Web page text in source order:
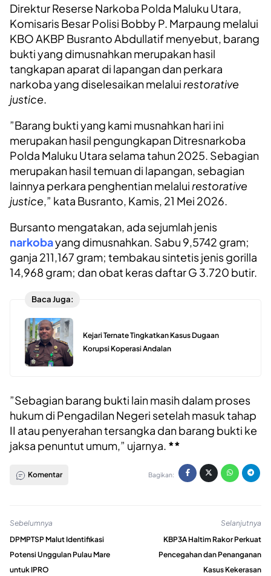
‎‎Direktur Reserse Narkoba Polda Maluku Utara,
Komisaris Besar Polisi Bobby P. Marpaung melalui
KBO AKBP Busranto Abdullatif menyebut, barang
bukti yang dimusnahkan merupakan hasil
tangkapan aparat di lapangan dan perkara
narkoba yang diselesaikan melalui restorative
justice.
‎‎”Barang bukti yang kami musnahkan hari ini
merupakan hasil pengungkapan Ditresnarkoba
Polda Maluku Utara selama tahun 2025. Sebagian
merupakan hasil temuan di lapangan, sebagian
lainnya perkara penghentian melalui restorative
justice,” kata Busranto, Kamis, 21 Mei 2026.
Bursanto mengatakan, ada sejumlah jenis
narkobayang dimusnahkan. Sabu 9,5742 gram;
ganja 211,167 gram; tembakau sintetis jenis gorilla
14,968 gram; dan obat keras daftar G 3.720 butir.
Baca Juga:
Kejari Ternate Tingkatkan Kasus Dugaan
Korupsi Koperasi Andalan
‎‎”Sebagian barang bukti lain masih dalam proses
hukum di Pengadilan Negeri setelah masuk tahap
II atau penyerahan tersangka dan barang bukti ke
jaksa penuntut umum,” ujarnya. **
Komentar Bagikan:
Sebelumnya
DPMPTSP Malut Identifikasi
Potensi Unggulan Pulau Mare
untuk IPRO
Selanjutnya
KBP3A Haltim Rakor Perkuat
Pencegahan dan Penanganan
Kasus Kekerasan